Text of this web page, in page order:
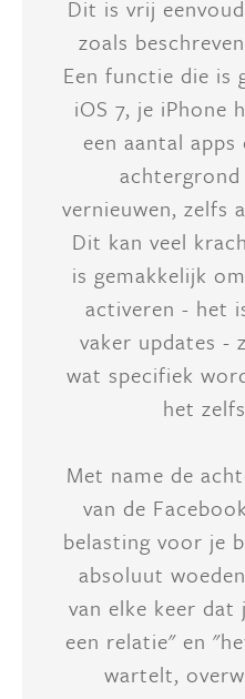
Dit is vrij
zoals
Een functie die is
iOS 7, je iPhone
een aantal
achtergrond
vernieuwen, zelfs
Dit kan veel
is gemakkelijk
activeren - het
vaker updates -
wat specifiek
het
Met name de
van de
belasting voor je
absoluut
van elke keer dat
een relatie" en
wartelt,